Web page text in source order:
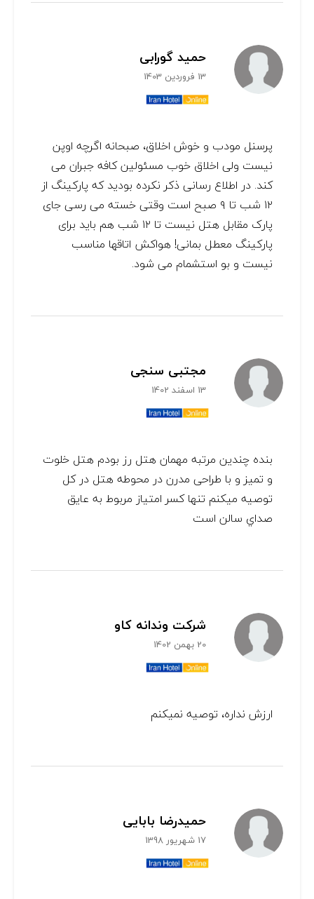
حمید گورابی
13 فروردین 1403
پرسنل مودب و خوش اخلاق، صبحانه اگرچه اوپن
نیست ولی اخلاق خوب مسئولین کافه جبران می
کند. در اطلاع رسانی ذکر نکرده بودید که پارکینگ از
۱۲ شب تا ۹ صبح است‌ وقتی خسته می رسی جای
پارک مقابل هتل نیست تا ۱۲ شب هم باید برای
پارکینگ معطل بمانی! هواکش اتاقها مناسب
نیست و بو استشمام می شود.
مجتبى سنجى
13 اسفند 1402
بنده چندين مرتبه مهمان هتل رز بودم هتل خلوت
و تميز و با طراحی مدرن در محوطه هتل در كل
توصيه ميكنم تنها كسر امتياز مربوط به عايق
صداي سالن است
شرکت وندانه کاو
20 بهمن 1402
ارزش نداره، توصیه نمیکنم
حمیدرضا بابایی
17 شهریور 1398